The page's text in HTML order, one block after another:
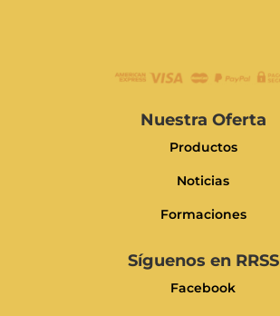
Nuestra Oferta
Productos
Noticias
Formaciones
Síguenos en RRSS
Facebook